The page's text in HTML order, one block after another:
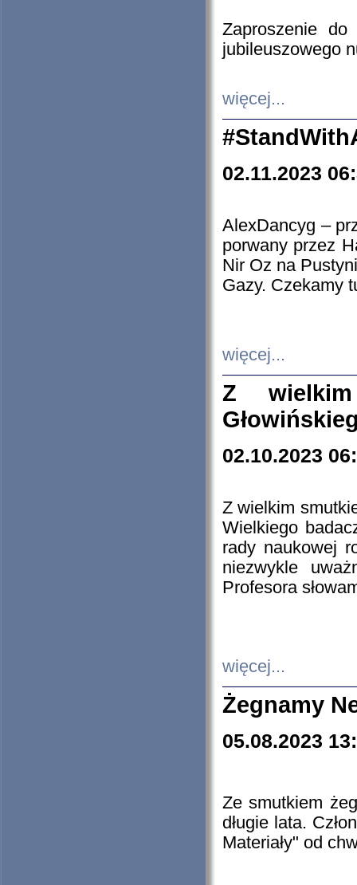
Zaproszenie do
jubileuszowego
więcej...
02.11.2023
AlexDancyg –
porwany przez
Nir Oz na
Gazy. Czekamy
więcej...
Z
02.10.2023
Z wielkim
Wielkiego
rady naukowej
niezwykle
Profesora
więcej...
Żegnamy
05.08.2023
Ze smutkiem
długie lata.
Materiały" od